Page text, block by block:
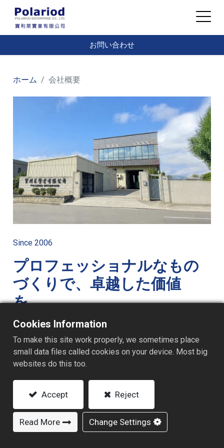
お問い合わせ
ホーム 会社概要
Since 2006
プロフェッショナルなもの
づくりで、卓越した価値
を。
宝利莱実業有限公司は2006年に設立され、憶昇実業グ
います。
当社はPPプラスチック段ボール板材の専門製造を中核
事業としています。
工場内には先進的な生産ラインを複数備え、1.5mm〜
製品は、軽量・高強度・防水・耐圧・耐薬品・耐油性
に優れ、さらに緩衝性、遮音性、断熱性も兼ね備えて
Cookies Information
To make this site work properly, we sometimes place
small data files called cookies on your device. Most big
websites do this too.
Accept Reject
Read More Change Settings